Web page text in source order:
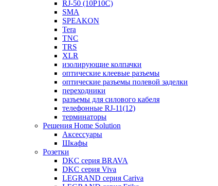
RJ-50 (10P10C)
SMA
SPEAKON
Tera
TNC
TRS
XLR
изолирующие колпачки
оптические клеевые разъемы
оптические разъемы полевой заделки
переходники
разъемы для силового кабеля
телефонные RJ-11(12)
терминаторы
Решения Home Solution
Аксессуары
Шкафы
Розетки
DKC серия BRAVA
DKC серия Viva
LEGRAND серия Cariva